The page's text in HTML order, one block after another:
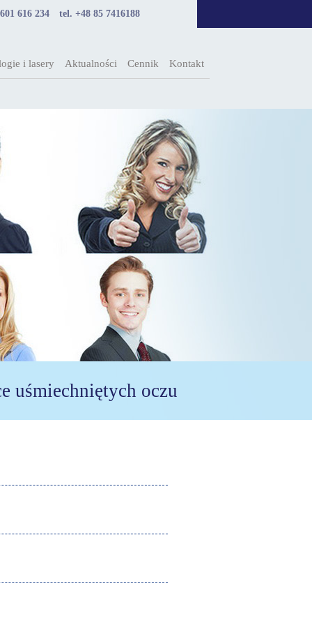
616 234 tel. +48 85 7416188
i lasery Aktualności Cennik Kontakt
uśmiechniętych oczu